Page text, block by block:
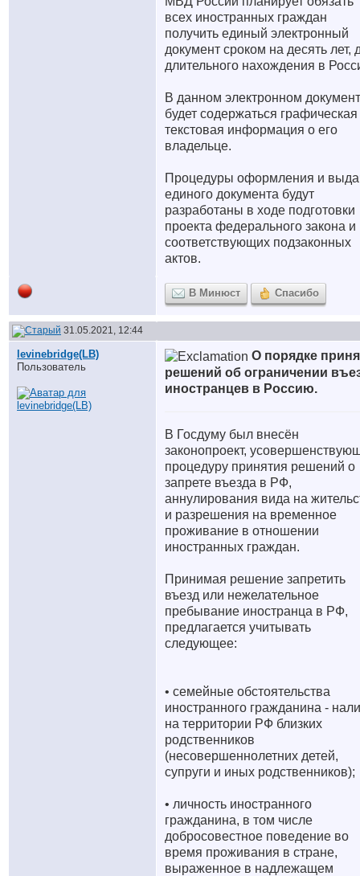
всех иностранных граждан
получить единый электронный
документ сроком на десять лет,
длительного нахождения в
В данном электронном
будет содержаться графическая
текстовая информация о его
владельце.
Процедуры оформления и
единого документа будут
разработаны в ходе подготовки
проекта федерального закона и
соответствующих подзаконных
актов.
В Минюст Спасибо
31.05.2021, 12:44
levinebridge(LB)
Пользователь
О порядке
решений об ограничении
иностранцев в Россию.
В Госдуму был внесён
законопроект,
процедуру принятия решений о
запрете въезда в РФ,
аннулирования вида на
и разрешения на временное
проживание в отношении
иностранных граждан.
Принимая решение запретить
въезд или нежелательное
пребывание иностранца в РФ,
предлагается учитывать
следующее:
• семейные обстоятельства
иностранного гражданина -
на территории РФ близких
родственников
(несовершеннолетних детей,
супруги и иных родственников);
• личность иностранного
гражданина, в том числе
добросовестное поведение во
время проживания в стране,
выраженное в надлежащем